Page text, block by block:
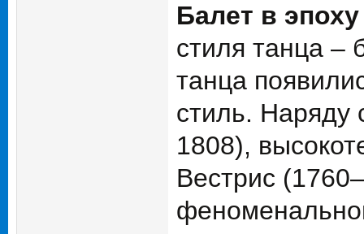
Балет в
стиля танца –
танца
стиль. Наряду
1808),
Вестрис